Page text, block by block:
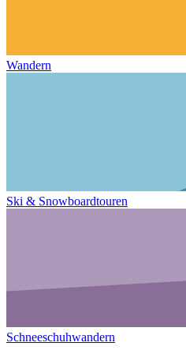
Wandern
Ski & Snowboardtouren
Schneeschuhwandern